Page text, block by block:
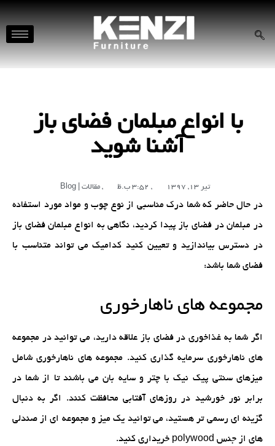
با انواع مبلمان فضای باز
آشنا شوید
تیر 13, 1397 , 3:52 ب.ظ , مقالات | Blog
در حال حاضر که شما درک مناسبی از نوع چوبو مواد مورد استفاده
در مبلماندر فضای باز پیدا کردید، نگاهی به انواع مبلمان فضای باز
در دسترس بیاندازید و تعیین کنید کدامیک می تواند متناسب با
فضای شما باشد:
مجموعه های ناهارخوری
اگر شما به غذاخوری در فضای باز علاقه دارید، می توانید در مجموعه
های ناهارخوری سرمایه گذاری کنید. مجموعه های ناهارخوری شامل
میزهای سنتی پیک نیک باچتر و سایه بانمی باشند تا از شما در
برابر نور خورشید در روزهای آفتابی محافظت کنند. اگر به دنبال
گزینه ای رسمی تر هستید، می توانید یک میز و مجموعه ای از صندلی
های از جنس polywood خریداری کنید.